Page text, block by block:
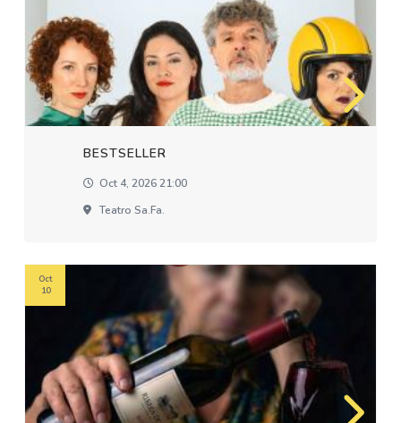
BESTSELLER
Oct 4, 2026 21:00
Teatro Sa.fa.
Oct
10